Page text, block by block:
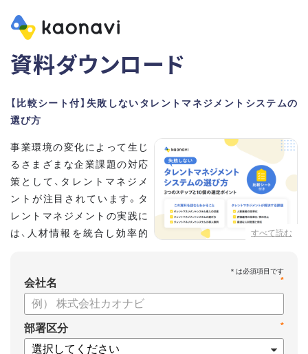
資料ダウンロード
【比較シート付】失敗しないタレントマネジメントシステムの
選び方
すべて読む
事業環境の変化によって生じ
るさまざまな企業課題の対応
策として、タレントマネジメ
ントが注目されています。タ
レントマネジメントの実践に
は、人材情報を統合し効率的
・タレントマネジメントが必要な企業の特徴
・タレントマネジメントシステム導入を検討する際の10個の選
定ポイント
*
会社名
*
部署区分